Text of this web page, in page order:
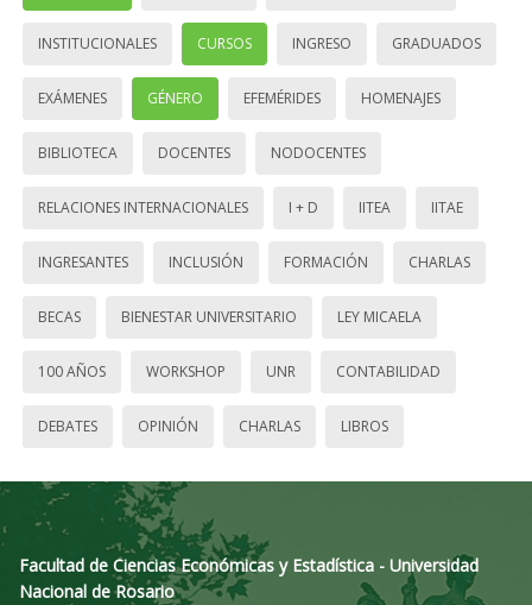
INSTITUCIONALES CURSOS INGRESO GRADUADOS
EXÁMENES GÉNERO EFEMÉRIDES HOMENAJES
BIBLIOTECA DOCENTES NODOCENTES
RELACIONES INTERNACIONALES I + D IITEA IITAE
INGRESANTES INCLUSIÓN FORMACIÓN CHARLAS
BECAS BIENESTAR UNIVERSITARIO LEY MICAELA
100 AÑOS WORKSHOP UNR CONTABILIDAD
DEBATES OPINIÓN CHARLAS LIBROS
Facultad de Ciencias Económicas y Estadística - Universidad
Nacional de Rosario